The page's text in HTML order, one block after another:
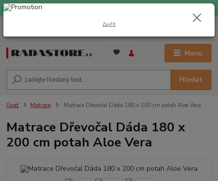
EXPRESNÍ DOPRAVA ZDARMA při nákupu nad 1000 Kč
Menu
Hledat
Úvod Matrace Matrace Dřevočal Dáda 180 x 200 cm potah Aloe Vera
Matrace Dřevočal Dáda 180 x
200 cm potah Aloe Vera
Zavřít